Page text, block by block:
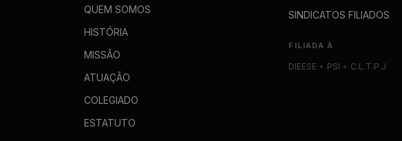
QUEM SOMOS
HISTÓRIA
MISSÃO
ATUAÇÃO
COLEGIADO
ESTATUTO
SINDICATOS FILIADOS
FILIADA À
DIEESE • PSI • C.L.T.P.J